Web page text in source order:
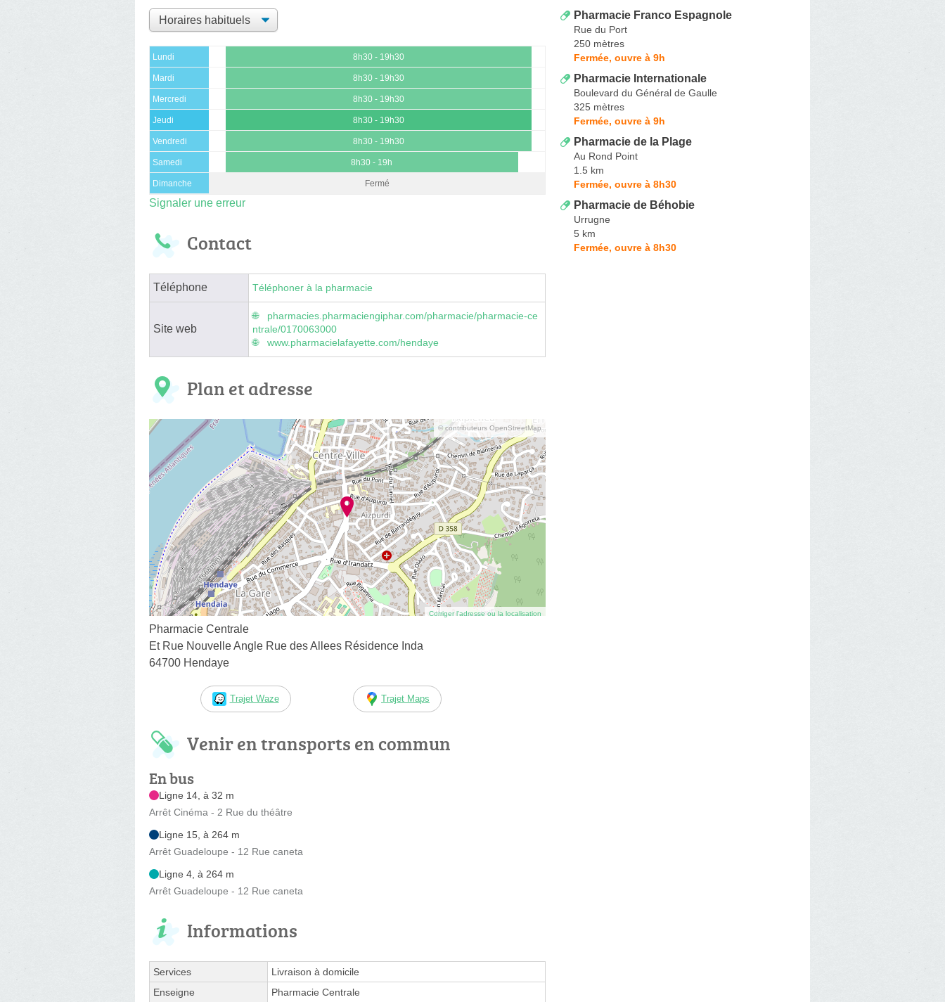
Lundi 8h30 - 19h30
Mardi 8h30 - 19h30
Mercredi 8h30 - 19h30
Jeudi 8h30 - 19h30
Vendredi 8h30 - 19h30
Samedi 8h30 - 19h
Dimanche Fermé
Signaler une erreur
Contact
Téléphone Téléphoner à la pharmacie
Site web
pharmacies.pharmaciengiphar.com/pharmacie/pharmacie-ce
ntrale/0170063000
www.pharmacielafayette.com/hendaye
Plan et adresse
© contributeurs OpenStreetMap
Corriger l’adresse ou la localisation
Pharmacie Centrale
Et Rue Nouvelle Angle Rue des Allees Résidence Inda
64700 Hendaye
Trajet Waze Trajet Maps
Venir en transports en commun
En bus
Ligne 14, à 32 m
Arrêt Cinéma - 2 Rue du théâtre
Ligne 15, à 264 m
Arrêt Guadeloupe - 12 Rue caneta
Ligne 4, à 264 m
Arrêt Guadeloupe - 12 Rue caneta
Informations
Services
Livraison à domicile
Enseigne
Pharmacie Centrale
Pharmacie Franco Espagnole
Rue du Port
250 mètres
Fermée, ouvre à 9h
Pharmacie Internationale
Boulevard du Général de Gaulle
325 mètres
Fermée, ouvre à 9h
Pharmacie de la Plage
Au Rond Point
1.5 km
Fermée, ouvre à 8h30
Pharmacie de Béhobie
Urrugne
5 km
Fermée, ouvre à 8h30